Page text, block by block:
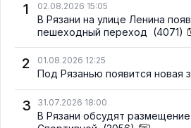
1
02.08.2026 15:05
В Рязани на улице Ленина
пешеходный переход (4071)
2 01.08.2026 12:25
Под Рязанью появится новая
3 31.07.2026 18:00
В Рязани обсудят размещение